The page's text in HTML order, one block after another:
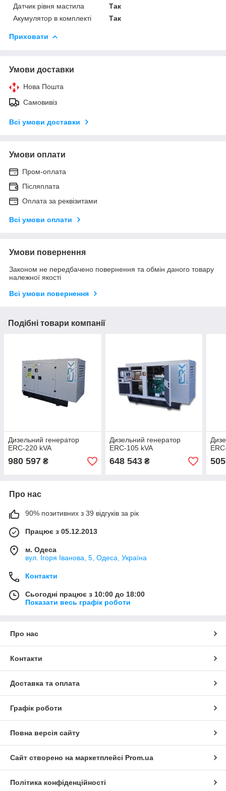
Датчик рівня мастила
Так
Акумулятор в комплекті
Так
Приховати
Умови доставки
Нова Пошта
Самовивіз
Всі умови доставки
Умови оплати
Пром-оплата
Післяплата
Оплата за реквізитами
Всі умови оплати
Умови повернення
Законом не передбачено повернення та обмін даного товару
належної якості
Всі умови повернення
Подібні товари компанії
Дизельний генератор
ERC-220 kVA
980 597 ₴
Дизельний генератор
ERC-105 kVA
648 543₴
Про нас
90% позитивних з 39 відгуків за рік
Працює з 05.12.2013
м. Одеса
вул. Ігоря Іванова, 5, Одеса, Україна
Контакти
Сьогодні працює з 10:00 до 18:00
Показати весь графік роботи
Про нас
Контакти
Доставка та оплата
Графік роботи
Повна версія сайту
Сайт створено на маркетплейсі Prom.ua
Політика конфіденційності